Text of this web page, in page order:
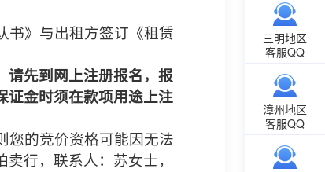
三明地区
客服QQ
漳州地区
客服QQ
书》与出租方签订《租赁
请先到网上注册报名，报
证金时须在款项用途上注
您的竞价资格可能因无法
行，联系人：苏女士，